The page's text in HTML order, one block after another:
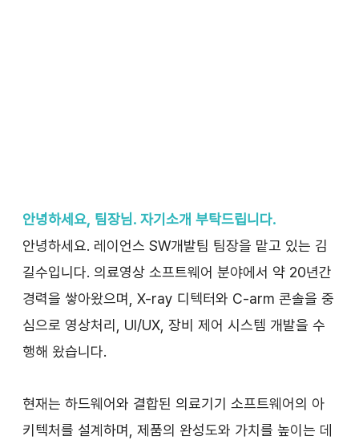
안녕하세요, 팀장님. 자기소개 부탁드립니다.
안녕하세요. 레이언스 SW개발팀 팀장을 맡고 있는 김
길수입니다. 의료영상 소프트웨어 분야에서 약 20년간
경력을 쌓아왔으며, X-ray 디텍터와 C-arm 콘솔을 중
심으로 영상처리, UI/UX, 장비 제어 시스템 개발을 수
행해 왔습니다.
현재는 하드웨어와 결합된 의료기기 소프트웨어의 아
키텍처를 설계하며, 제품의 완성도와 가치를 높이는 데